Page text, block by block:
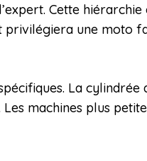
Cette
une moto
La cylindrée
machines plus